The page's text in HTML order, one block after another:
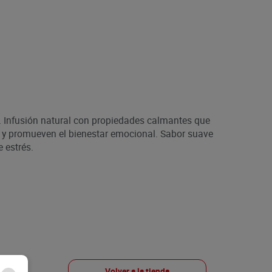
natural con propiedades calmantes que
promueven el bienestar emocional. Sabor suave
estrés.